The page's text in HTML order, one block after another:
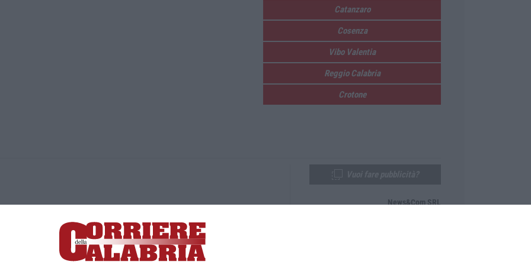
Catanzaro
Cosenza
Vibo Valentia
Reggio Calabria
Crotone
Lamezia Terme (CZ)
responsabile Paola Militano |Privacy
News&Com SRL